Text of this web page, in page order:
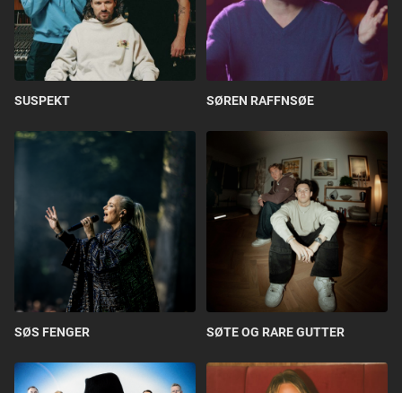
SUSPEKT SØREN RAFFNSØE
SØS FENGER SØTE OG RARE GUTTER